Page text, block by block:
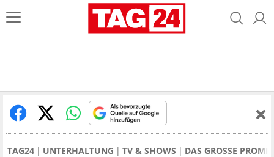
TAG24 UNTERHALTUNG TV & SHOWS DAS GROSSE